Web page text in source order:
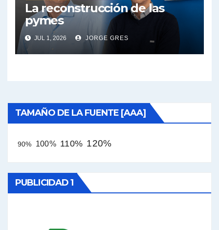
La reconstrucción de las
pymes
JUL 1, 2026 JORGE GRES
TAMAÑO DE LA FUENTE [AAA]
90% 100% 110% 120%
PUBLICIDAD 1